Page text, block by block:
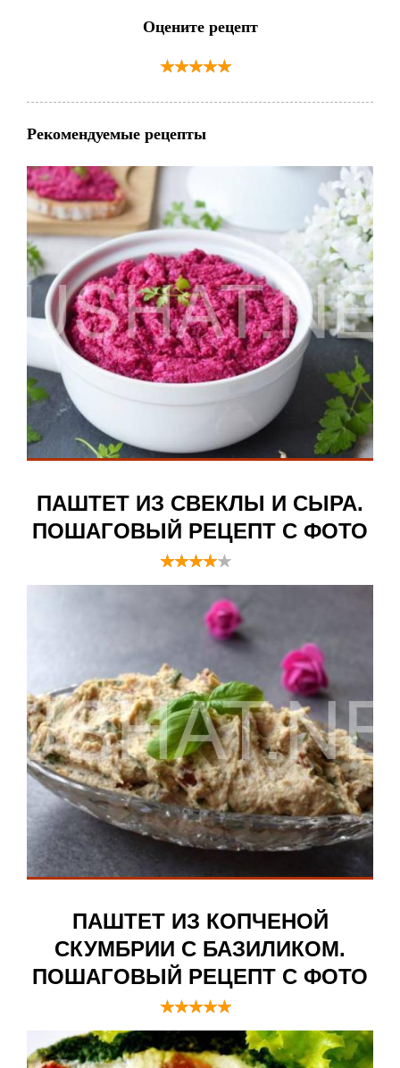
Оцените рецепт
Рекомендуемые рецепты
ПАШТЕТ ИЗ СВЕКЛЫ И СЫРА.
ПОШАГОВЫЙ РЕЦЕПТ С ФОТО
ПАШТЕТ ИЗ КОПЧЕНОЙ
СКУМБРИИ С БАЗИЛИКОМ.
ПОШАГОВЫЙ РЕЦЕПТ С ФОТО